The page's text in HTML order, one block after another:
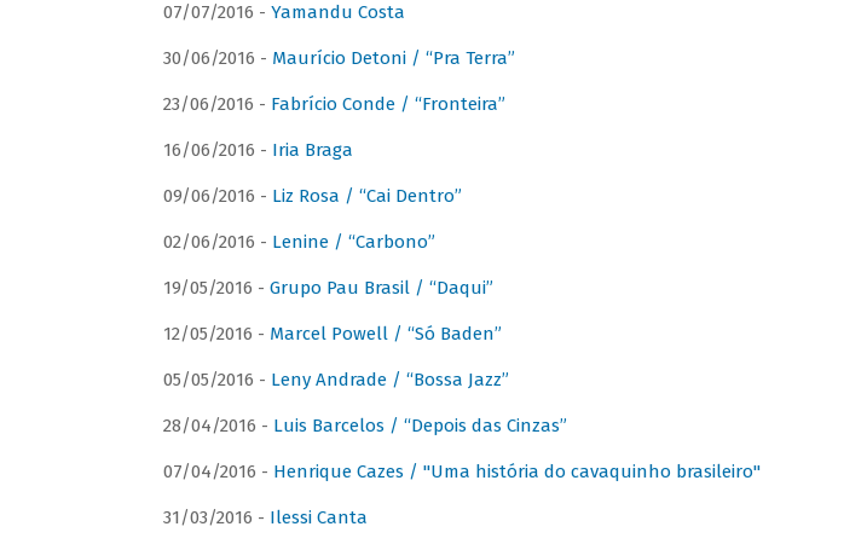
07/07/2016 - Yamandu Costa
30/06/2016 - Maurício Detoni / “Pra Terra”
23/06/2016 - Fabrício Conde / “Fronteira”
16/06/2016 - Iria Braga
09/06/2016 - Liz Rosa / “Cai Dentro”
02/06/2016 - Lenine / “Carbono”
19/05/2016 - Grupo Pau Brasil / “Daqui”
12/05/2016 - Marcel Powell / “Só Baden”
05/05/2016 - Leny Andrade / “Bossa Jazz”
28/04/2016 - Luis Barcelos / “Depois das Cinzas”
07/04/2016 - Henrique Cazes / "Uma história do cavaquinho brasileiro"
31/03/2016 - Ilessi Canta